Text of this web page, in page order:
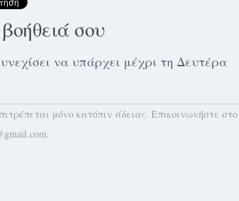
σου
να υπάρχει μέχρι τη Δευτέρα
μόνο κατόπιν άδειας. Επικοινωνήστε στο